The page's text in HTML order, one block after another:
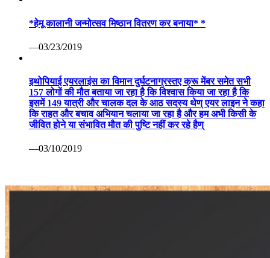
*हेमू कालानी जन्मोत्सव मिष्ठान वितरण कर बनाया* *
—03/23/2019
इथोपियाई एयरलाइंस का विमान दुर्घटनाग्रस्तए क्रू मेंबर समेत सभी
157 लोगों की मौत बताया जा रहा है कि विश्वास किया जा रहा है कि
इसमें 149 यात्री और चालक दल के आठ सदस्य थेण् एयर लाइन ने कहा
कि राहत और बचाव अभियान चलाया जा रहा है और हम अभी किसी के
जीवित होने या संभावित मौत की पुष्टि नहीं कर रहे हैण्
—03/10/2019